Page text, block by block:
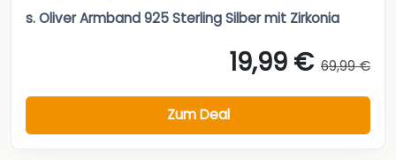
s. Oliver Armband 925 Sterling Silber mit Zirkonia
19,99 € 69,99 €
Zum Deal